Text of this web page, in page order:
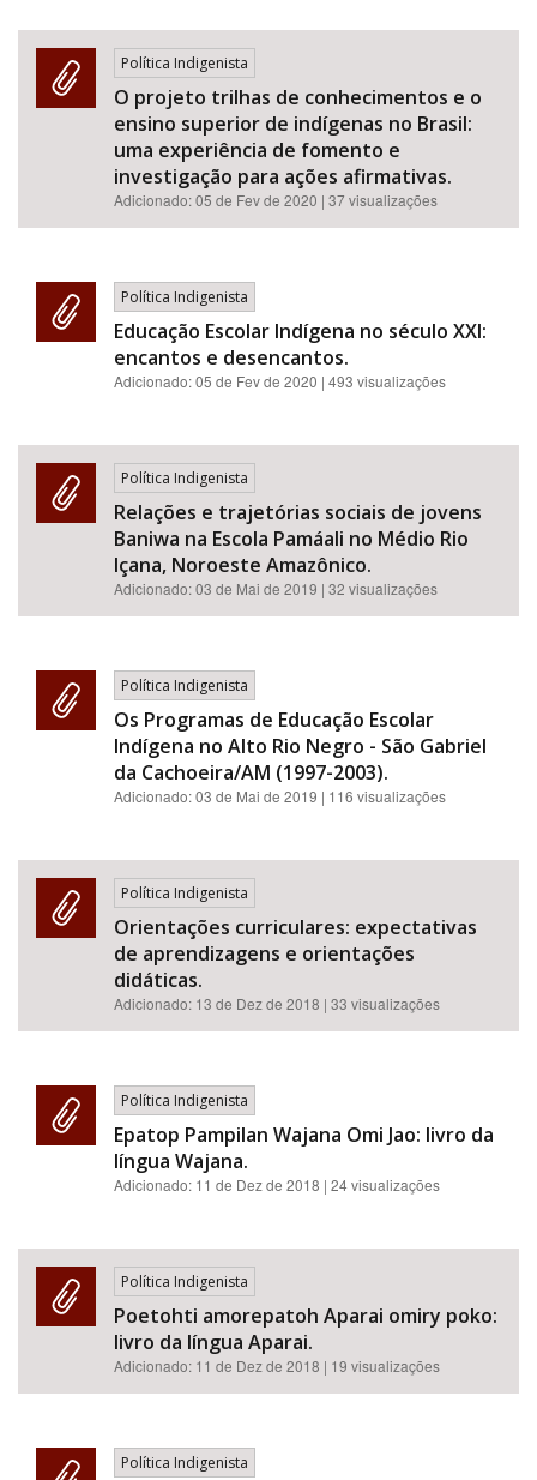
Política Indigenista
O projeto trilhas de conhecimentos e o
ensino superior de indígenas no Brasil:
uma experiência de fomento e
investigação para ações afirmativas.
Adicionado:05 de Fev de 2020 | 37 visualizações
Política Indigenista
Educação Escolar Indígena no século XXI:
encantos e desencantos.
Adicionado:05 de Fev de 2020 | 493 visualizações
Política Indigenista
Relações e trajetórias sociais de jovens
Baniwa na Escola Pamáali no Médio Rio
Içana, Noroeste Amazônico.
Adicionado:03 de Mai de 2019 | 32 visualizações
Política Indigenista
Os Programas de Educação Escolar
Indígena no Alto Rio Negro - São Gabriel
da Cachoeira/AM (1997-2003).
Adicionado:03 de Mai de 2019 | 116 visualizações
Política Indigenista
Orientações curriculares: expectativas
de aprendizagens e orientações
didáticas.
Adicionado: 13 de Dez de 2018 | 33 visualizações
Política Indigenista
Epatop Pampilan Wajana Omi Jao: livro da
língua Wajana.
Adicionado: 11 de Dez de 2018 | 24 visualizações
Política Indigenista
Poetohti amorepatoh Aparai omiry poko:
livro da língua Aparai.
Adicionado: 11 de Dez de 2018 | 19 visualizações
Política Indigenista